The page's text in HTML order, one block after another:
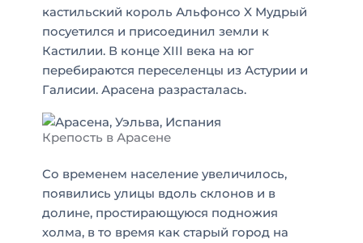
кастильский король Альфонсо X Мудрый
посуетился и присоединил земли к
Кастилии. В конце XIII века на юг
перебираются переселенцы из Астурии и
Галисии. Арасена разрасталась.
Крепость в Арасене
Со временем население увеличилось,
появились улицы вдоль склонов и в
долине, простирающуюся подножия
холма, в то время как старый город на